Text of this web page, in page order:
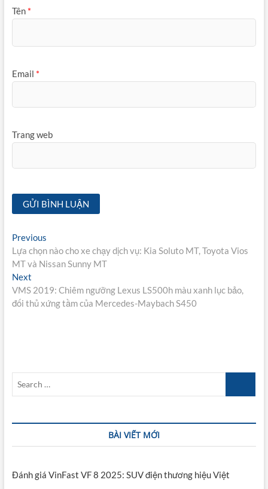
Tên *
Email *
Trang web
Điều
hướng
bài
viết
PreviousPrevious
post:
Lựa chọn nào cho xe chạy dịch vụ: Kia Soluto MT, Toyota Vios
MT và Nissan Sunny MT
NextNext
post:
VMS 2019: Chiêm ngưỡng Lexus LS500h màu xanh lục bảo,
đối thủ xứng tầm của Mercedes-Maybach S450
BÀI VIẾT MỚI
Đánh giá VinFast VF 8 2025: SUV điện thương hiệu Việt